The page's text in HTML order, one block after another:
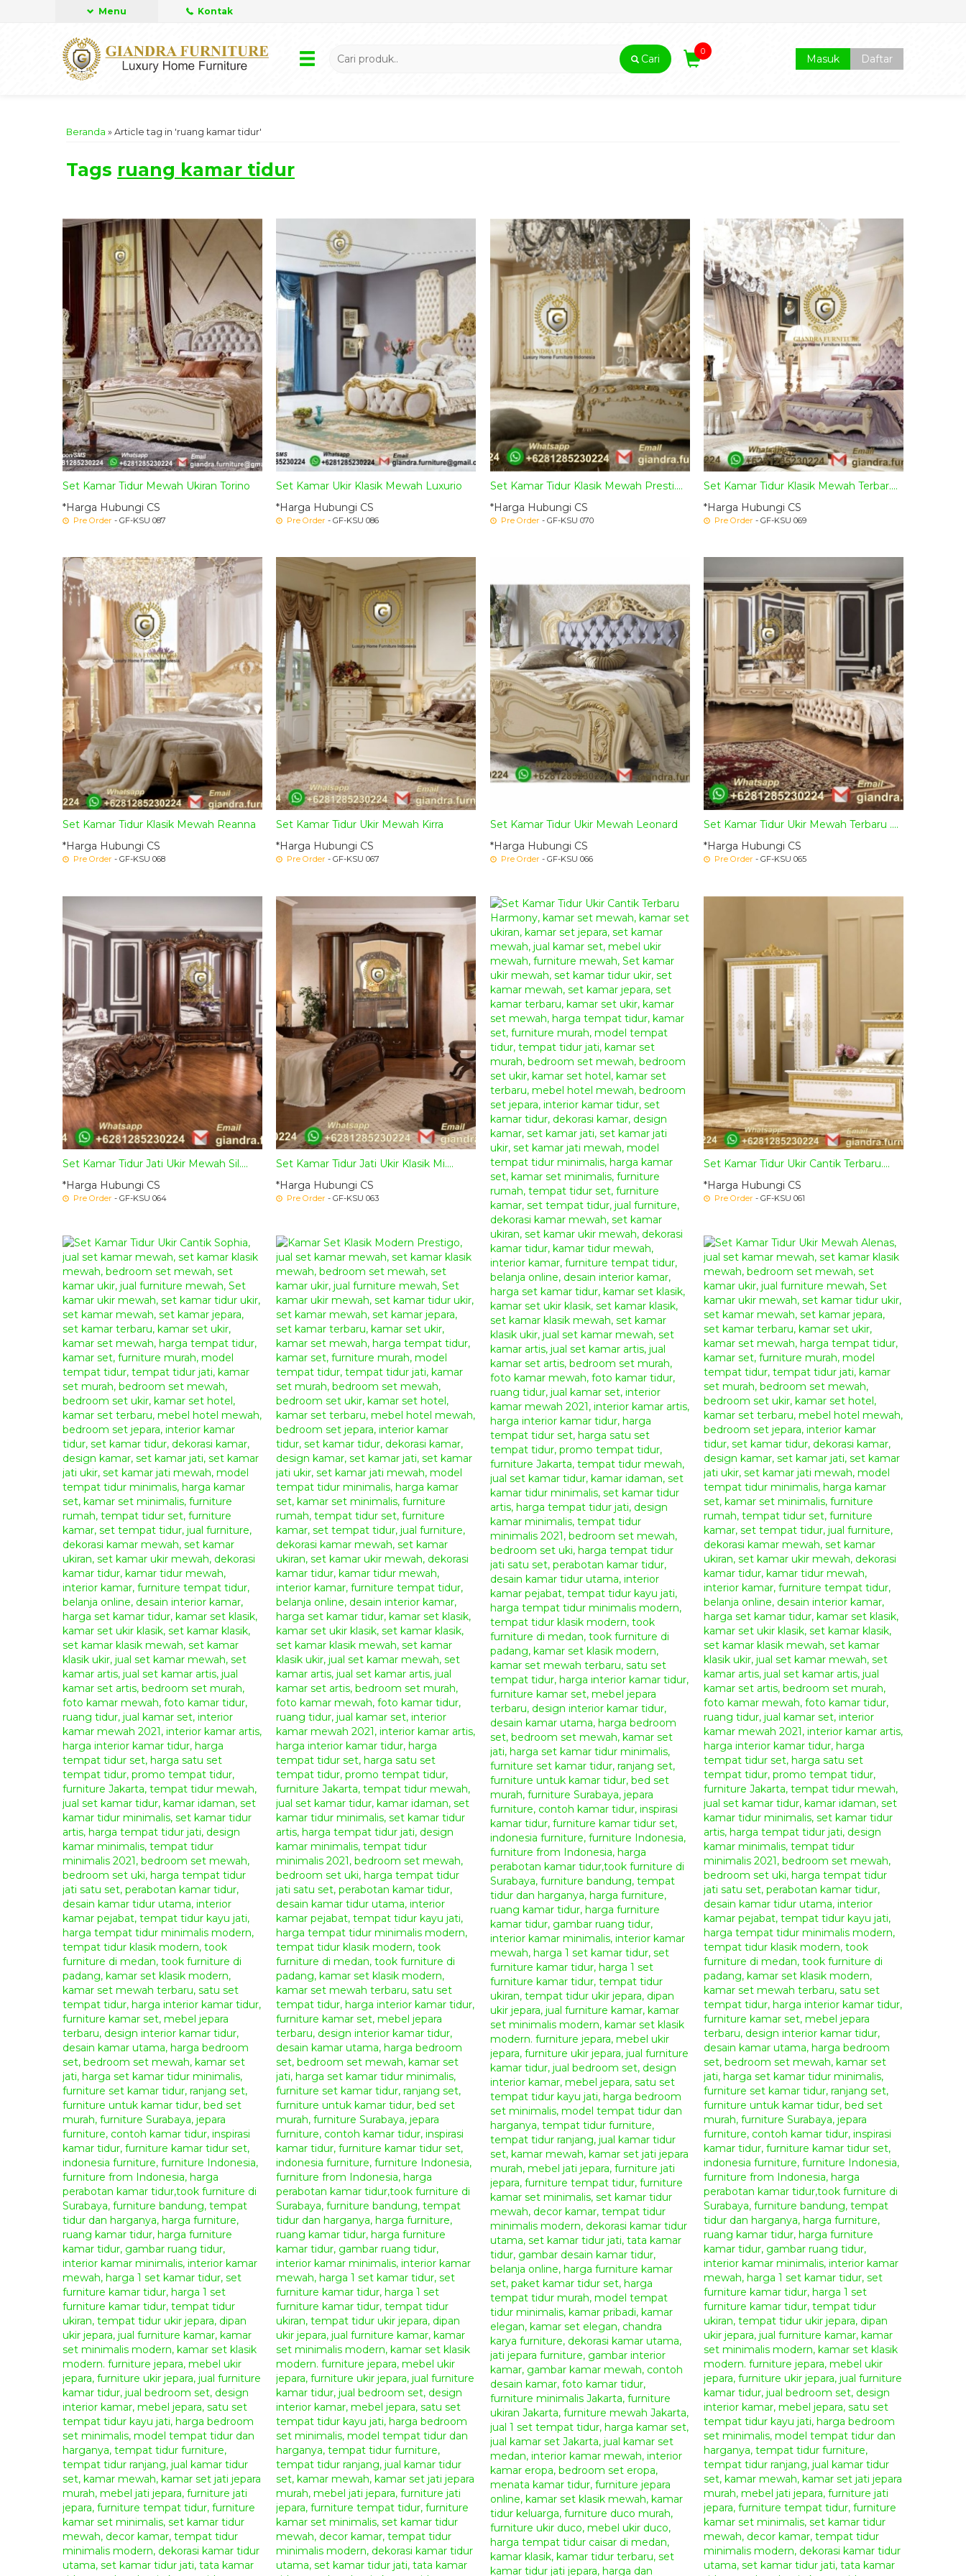
Menu Kontak
Cari
0
Masuk Daftar
Beranda » Article tag in 'ruang kamar tidur'
Tags ruang kamar tidur
Set Kamar Tidur Mewah Ukiran Torino
*Harga Hubungi CS
Pre Order - GF-KSU 087
Set Kamar Ukir Klasik Mewah Luxurio
*Harga Hubungi CS
Pre Order - GF-KSU 086
Set Kamar Tidur Klasik Mewah Presti....
*Harga Hubungi CS
Pre Order - GF-KSU 070
Set Kamar Tidur Klasik Mewah Terbar....
*Harga Hubungi CS
Pre Order - GF-KSU 069
Set Kamar Tidur Klasik Mewah Reanna
*Harga Hubungi CS
Pre Order - GF-KSU 068
Set Kamar Tidur Ukir Mewah Kirra
*Harga Hubungi CS
Pre Order - GF-KSU 067
Set Kamar Tidur Ukir Mewah Leonard
*Harga Hubungi CS
Pre Order - GF-KSU 066
Set Kamar Tidur Ukir Mewah Terbaru ....
*Harga Hubungi CS
Pre Order - GF-KSU 065
Set Kamar Tidur Jati Ukir Mewah Sil....
*Harga Hubungi CS
Pre Order - GF-KSU 064
Set Kamar Tidur Jati Ukir Klasik Mi....
*Harga Hubungi CS
Pre Order - GF-KSU 063
Set Kamar Tidur Ukir Cantik Terbaru....
*Harga Hubungi CS
Pre Order - GF-KSU 061